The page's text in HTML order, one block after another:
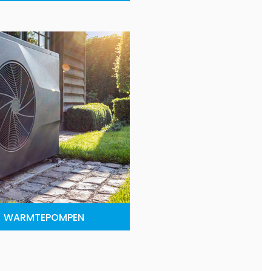
WARMTEPOMPEN